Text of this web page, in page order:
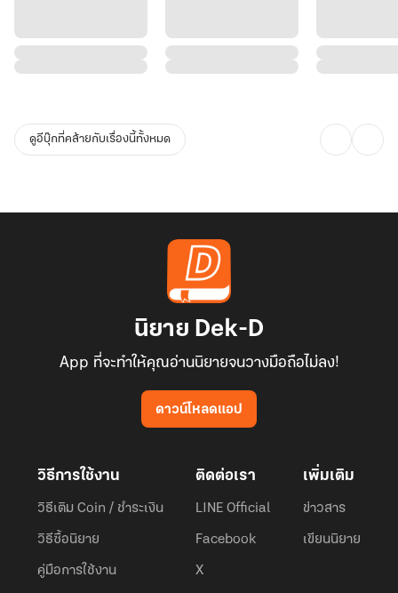
ดูอีบุ๊กที่คล้ายกับเรื่องนี้ทั้งหมด
นิยาย Dek-D
App ที่จะทำให้คุณอ่านนิยายจนวางมือถือไม่ลง!
ดาวน์โหลดแอป
วิธีการใช้งาน
วิธีเติม Coin / ชำระเงิน
วิธีซื้อนิยาย
คู่มือการใช้งาน
ติดต่อเรา
LINE Official
Facebook
X
เพิ่มเติม
ข่าวสาร
เขียนนิยาย